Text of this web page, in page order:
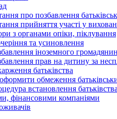
про позбавлення
прийняття участі у
з органами опіки, піклування
та усиновлення
іноземного
прав на дитину за
батьківства
обмеження
встановлення батьківства
фінансовими компаніями